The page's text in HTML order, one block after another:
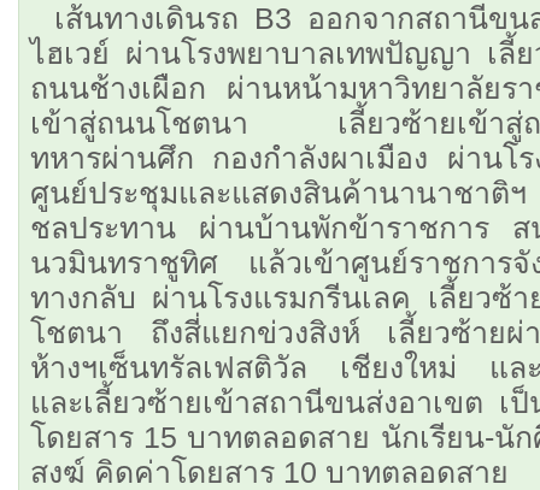
เส้นทางเดินรถ B3 ออกจากสถานีขน
ไฮเวย์ ผ่านโรงพยาบาลเทพปัญญา เลี้
ถนนช้างเผือก ผ่านหน้ามหาวิทยาลัยร
เข้าสู่ถนนโชตนา เลี้ยวซ้ายเข้
ทหารผ่านศึก กองกำลังผาเมือง ผ่านโ
ศูนย์ประชุมและแสดงสินค้านาน
ชลประทาน ผ่านบ้านพักข้าราชการ
นวมินทราชูทิศ แล้วเข้าศูนย์ราชการ
ทางกลับ ผ่านโรงแรมกรีนเลค เลี้ยวซ้
โชตนา ถึงสี่แยกข่วงสิงห์ เลี้ยวซ้ายผ่
ห้างฯเซ็นทรัลเฟสติวัล เชียงใหม่ แล
และเลี้ยวซ้ายเข้าสถานีขนส่งอาเขต เ
โดยสาร 15 บาทตลอดสาย นักเรียน-นั
สงฆ์ คิดค่าโดยสาร 10 บาทตลอดสาย